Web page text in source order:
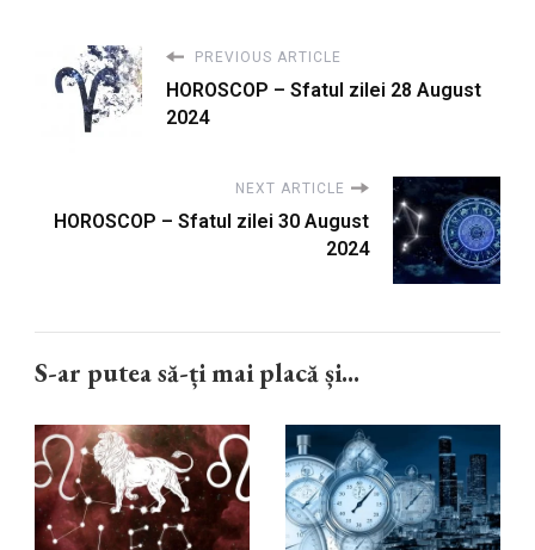
PREVIOUS ARTICLE
HOROSCOP – Sfatul zilei 28 August
2024
NEXT ARTICLE
HOROSCOP – Sfatul zilei 30 August
2024
S-ar putea să-ți mai placă și...